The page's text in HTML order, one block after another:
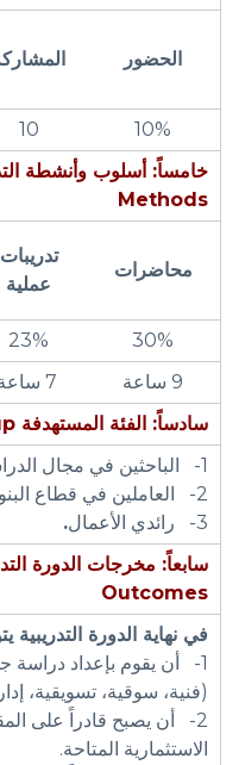
الحضور
10%
10
خامساً: أسلوب وأنشطة
Methods
محاضرات
تدريبات
عملية
30%
23%
9 ساعة
سادساً: الفئة المستهدفة
1- الباحثين في مجال الدراسات الإقتصادية.
2- العاملين في قطاع البنوك ومتخذي قرار التمويل.
3- رائدي الأعمال
.
سابعاً: مخرجات الدورة
Outcomes
في نهاية الدورة
1- أن يقوم بإعداد دراسة
(فنية، سوقية، تسويقية،
2- أن يصبح قادراً على
الاستثمارية المتاحة.